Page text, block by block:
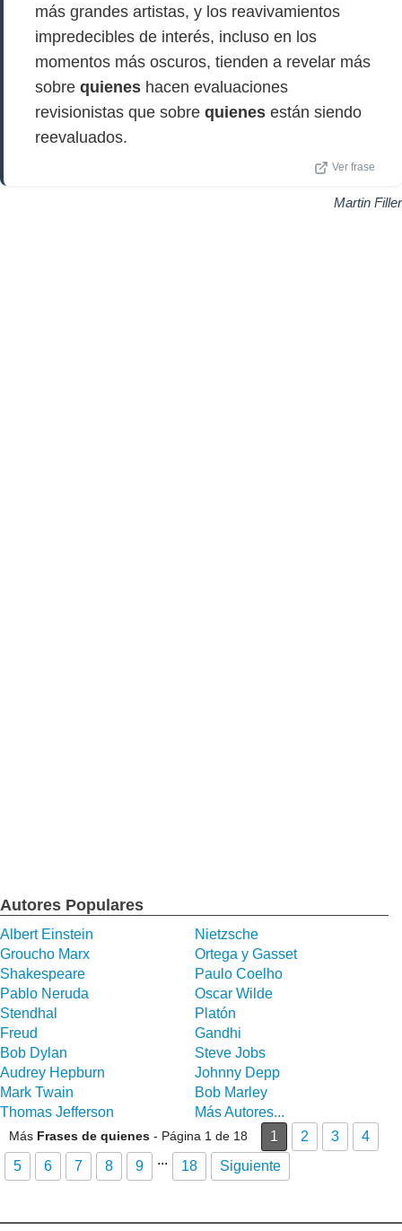
más grandes artistas, y los reavivamientos
impredecibles de interés, incluso en los
momentos más oscuros, tienden a revelar más
sobre quienes hacen evaluaciones
revisionistas que sobre quienes están siendo
reevaluados.
Ver frase
Martin Filler
Autores Populares
Albert Einstein
Nietzsche
Groucho Marx
Ortega y Gasset
Shakespeare
Paulo Coelho
Pablo Neruda
Oscar Wilde
Stendhal
Platón
Freud
Gandhi
Bob Dylan
Steve Jobs
Audrey Hepburn
Johnny Depp
Mark Twain
Bob Marley
Thomas Jefferson
Más Autores...
Más Frases de quienes - Página 1 de 18 1 2 3
4
5
6 7 8 9 ... 18 Siguiente